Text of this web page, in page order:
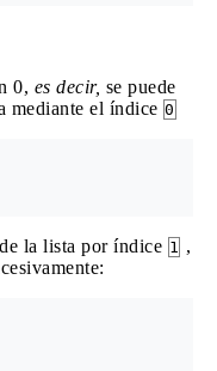
0, es decir, se puede
mediante el índice 0
la lista por índice 1 ,